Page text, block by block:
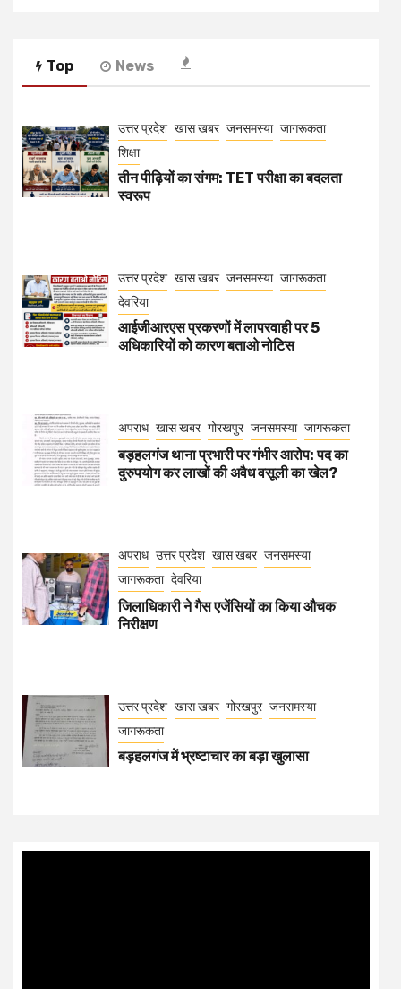
Top News
उत्तर प्रदेश खास खबर जनसमस्या जागरूकता
शिक्षा
तीन पीढ़ियों का संगम: TET परीक्षा का बदलता
स्वरूप
उत्तर प्रदेश खास खबर जनसमस्या जागरूकता
देवरिया
आईजीआरएस प्रकरणों में लापरवाही पर 5
अधिकारियों को कारण बताओ नोटिस
अपराध खास खबर गोरखपुर जनसमस्या जागरूकता
बड़हलगंज थाना प्रभारी पर गंभीर आरोप: पद का
दुरुपयोग कर लाखों की अवैध वसूली का खेल?
अपराध उत्तर प्रदेश खास खबर जनसमस्या
जागरूकता देवरिया
जिलाधिकारी ने गैस एजेंसियों का किया औचक
निरीक्षण
उत्तर प्रदेश खास खबर गोरखपुर जनसमस्या
जागरूकता
बड़हलगंज में भ्रष्टाचार का बड़ा खुलासा